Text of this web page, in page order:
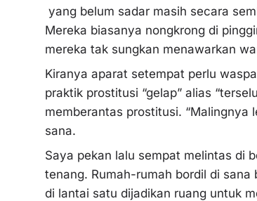
yang belum sadar masih secara
Mereka biasanya nongkrong di
mereka tak sungkan menawarkan
Kiranya aparat setempat perlu
praktik prostitusi “gelap” alias
memberantas prostitusi. “Malingnya
sana.
Saya pekan lalu sempat melintas di
tenang. Rumah-rumah bordil di
di lantai satu dijadikan ruang untuk